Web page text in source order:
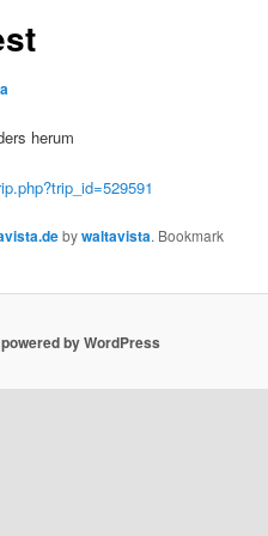
herum
bywaltavista. Bookmark
by WordPress